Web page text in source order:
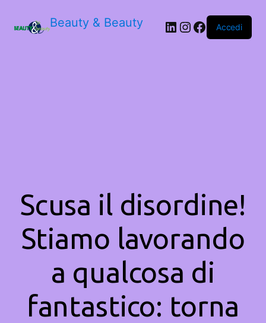
Beauty & Beauty LinkedIn
Instagram
Facebook
Accedi
Scusa il disordine!
Stiamo lavorando
a qualcosa di
fantastico: torna